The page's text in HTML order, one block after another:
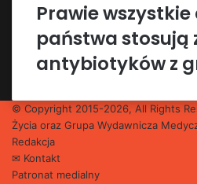
Prawie
państwa stosują
antybiotyków z
© Copyright 2015-2026, All Rights
Życia oraz Grupa Wydawnicza
Redakcja
✉ Kontakt
Patronat medialny